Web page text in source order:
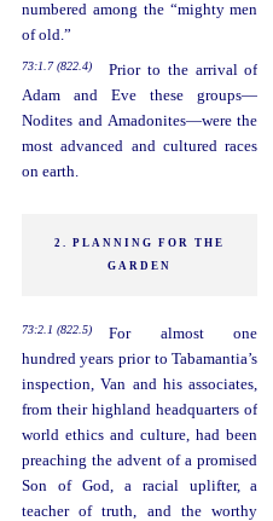
numbered among the “mighty men
of old.”
73:1.7 (822.4)
Prior to the arrival of
Adam and Eve these groups—
Nodites and Amadonites—were the
most advanced and cultured races
on earth.
2. PLANNING FOR THE
GARDEN
73:2.1 (822.5)
For almost one
hundred years prior to Tabamantia’s
inspection, Van and his associates,
from their highland headquarters of
world ethics and culture, had been
preaching the advent of a promised
Son of God, a racial uplifter, a
teacher of truth, and the worthy